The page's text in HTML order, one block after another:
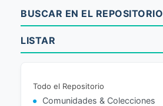
BUSCAR EN EL REPOSITORIO
LISTAR
Todo el Repositorio
Comunidades & Colecciones